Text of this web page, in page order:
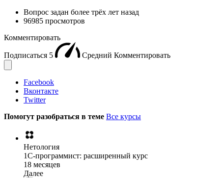
Вопрос задан более трёх лет назад
96985 просмотров
Комментировать
Подписаться 5 Средний Комментировать
Facebook
Вконтакте
Twitter
Помогут разобраться в теме Все курсы
Нетология
1C-программист: расширенный курс
18 месяцев
Далее